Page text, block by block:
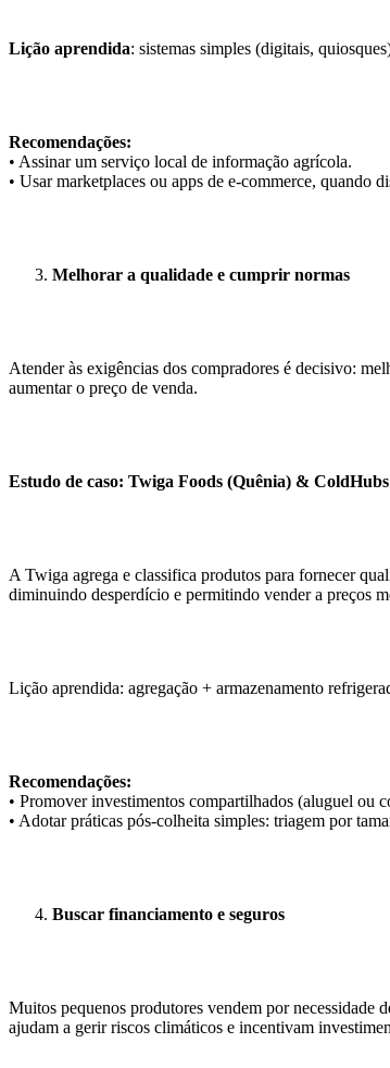
Lição aprendida: sistemas simples (digitais,
Recomendações:
• Assinar um serviço local de informação agrícola.
• Usar marketplaces ou apps de e-commerce, quando
Melhorar a qualidade e cumprir normas
Atender às exigências dos compradores é decisivo:
aumentar o preço de venda.
Estudo de caso: Twiga Foods (Quênia) &
A Twiga agrega e classifica produtos para fornecer
diminuindo desperdício e permitindo vender a preços
Lição aprendida: agregação + armazenamento
Recomendações:
• Promover investimentos compartilhados (aluguel ou
• Adotar práticas pós-colheita simples: triagem por
Buscar financiamento e seguros
Muitos pequenos produtores vendem por necessidade
ajudam a gerir riscos climáticos e incentivam